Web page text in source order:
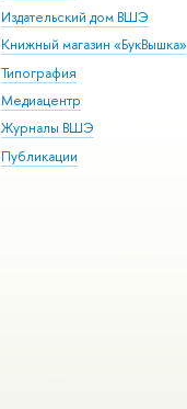
Издательский дом ВШЭ
Книжный магазин «БукВышка»
Типография
Медиацентр
Журналы ВШЭ
Публикации